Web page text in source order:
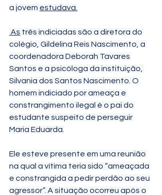
a jovem estudava.
As três indiciadas são a diretora do
colégio, Gildelina Reis Nascimento, a
coordenadora Deborah Tavares
Santos e a psicóloga da instituição,
Silvania dos Santos Nascimento. O
homem indiciado por ameaça e
constrangimento ilegal é o pai do
estudante suspeito de perseguir
Maria Eduarda.
Ele esteve presente em uma reunião
na qual a vítima teria sido “ameaçada
e constrangida a pedir perdão ao seu
agressor”. A situação ocorreu após o